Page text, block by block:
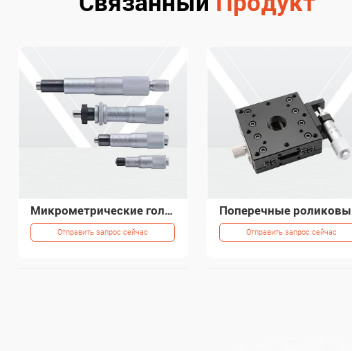
Микрометрические головки iHF 0-50 мм
Отправить запрос сейчас Отправить запрос сейчас